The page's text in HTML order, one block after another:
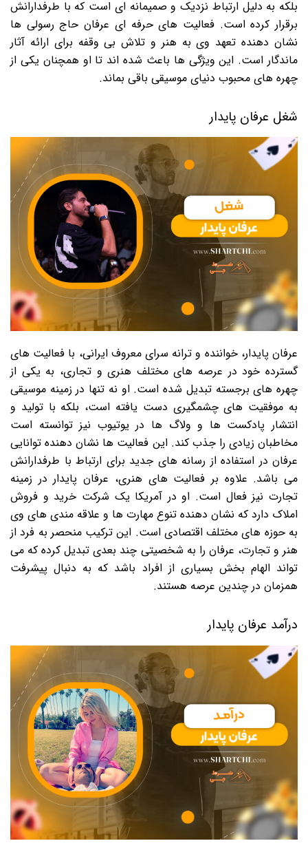
بلکه به دلیل ارتباط نزدیک و صمیمانه ای است که با طرفدارانش
برقرار کرده است. فعالیت های حرفه ای عرفان حاج رسولی ها
نشان دهنده تعهد وی به هنر و تلاش بی وقفه برای ارائه آثار
ماندگار است. این ویژگی ها باعث شده اند تا او همچنان یکی از
چهره های محبوب دنیای موسیقی باقی بماند.
شغل عرفان پایدار
عرفان پایدار، خواننده و ترانه سرای معروف ایرانی، با فعالیت های
گسترده خود در عرصه های مختلف هنری و تجاری، به یکی از
چهره های برجسته تبدیل شده است. او نه تنها در زمینه موسیقی
به موفقیت های چشمگیری دست یافته است، بلکه با تولید و
انتشار پادکست ها و ولاگ ها در یوتیوب نیز توانسته است
مخاطبان زیادی را جذب کند. این فعالیت ها نشان دهنده توانایی
عرفان در استفاده از رسانه های جدید برای ارتباط با طرفدارانش
می باشد. علاوه بر فعالیت های هنری، عرفان پایدار در زمینه
تجارت نیز فعال است. او در آمریکا یک شرکت خرید و فروش
املاک دارد که نشان دهنده تنوع مهارت ها و علاقه مندی های وی
به حوزه های مختلف اقتصادی است. این ترکیب منحصر به فرد از
هنر و تجارت، عرفان را به شخصیتی چند بعدی تبدیل کرده که می
تواند الهام بخش بسیاری از افراد باشد که به دنبال پیشرفت
همزمان در چندین عرصه هستند.
درآمد عرفان پایدار